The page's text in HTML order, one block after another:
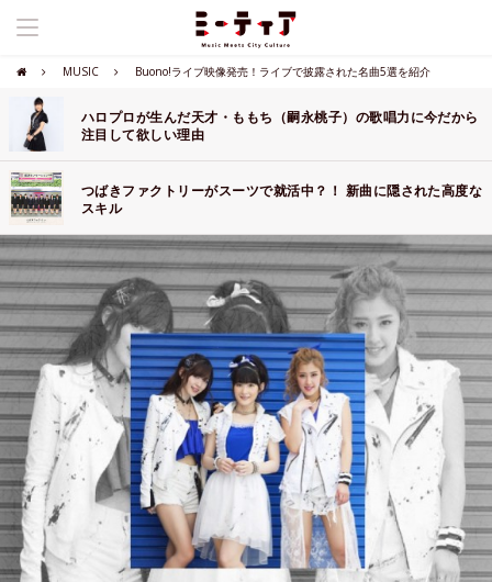
MUSIC Buono!ライブ映像発売！ライブで披露された名曲5選を紹介
ハロプロが生んだ天才・ももち（嗣永桃子）の歌唱力に今だから
注目して欲しい理由
つばきファクトリーがスーツで就活中？！ 新曲に隠された高度な
スキル